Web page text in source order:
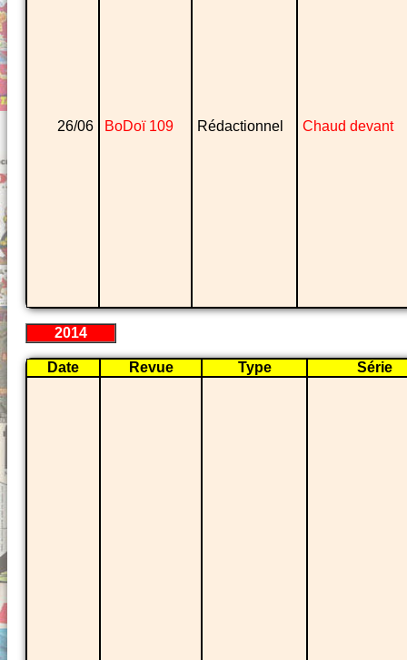
26/06 BoDoï 109 Rédactionnel Chaud devant
2014
Date Revue Type Série